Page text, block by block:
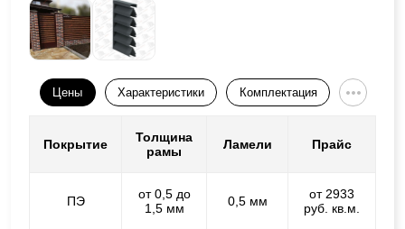
Цены Характеристики Комплектация
Покрытие
Толщина
рамы
Ламели Прайс
ПЭ
от 0,5 до
1,5 мм
0,5 мм
от 2933
руб. кв.м.